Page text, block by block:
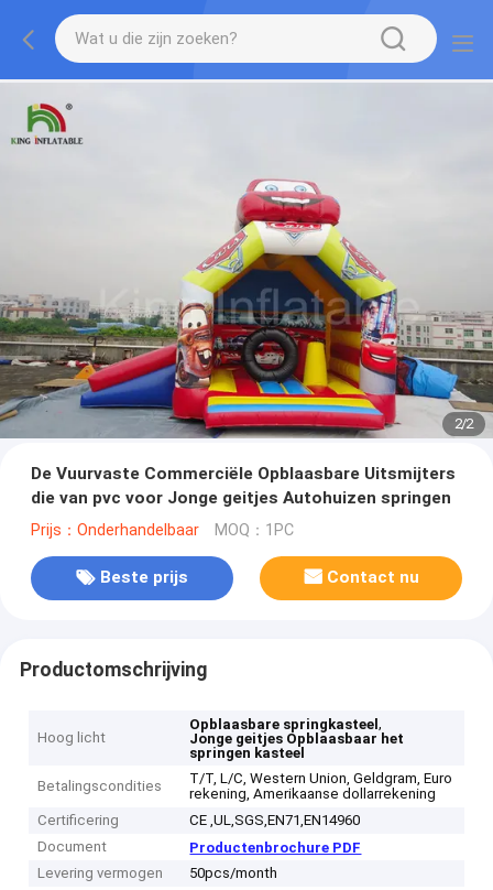
2/2
De Vuurvaste Commerciële Opblaasbare Uitsmijters
die van pvc voor Jonge geitjes Autohuizen springen
Prijs：Onderhandelbaar MOQ：1PC
Beste prijs Contact nu
Productomschrijving
Hoog licht
Opblaasbare springkasteel,
Jonge geitjes Opblaasbaar het
springen kasteel
Betalingscondities
T/T, L/C, Western Union, Geldgram, Euro
rekening, Amerikaanse dollarrekening
Certificering
CE ,UL,SGS,EN71,EN14960
Document
Productenbrochure PDF
Levering vermogen
50pcs/month